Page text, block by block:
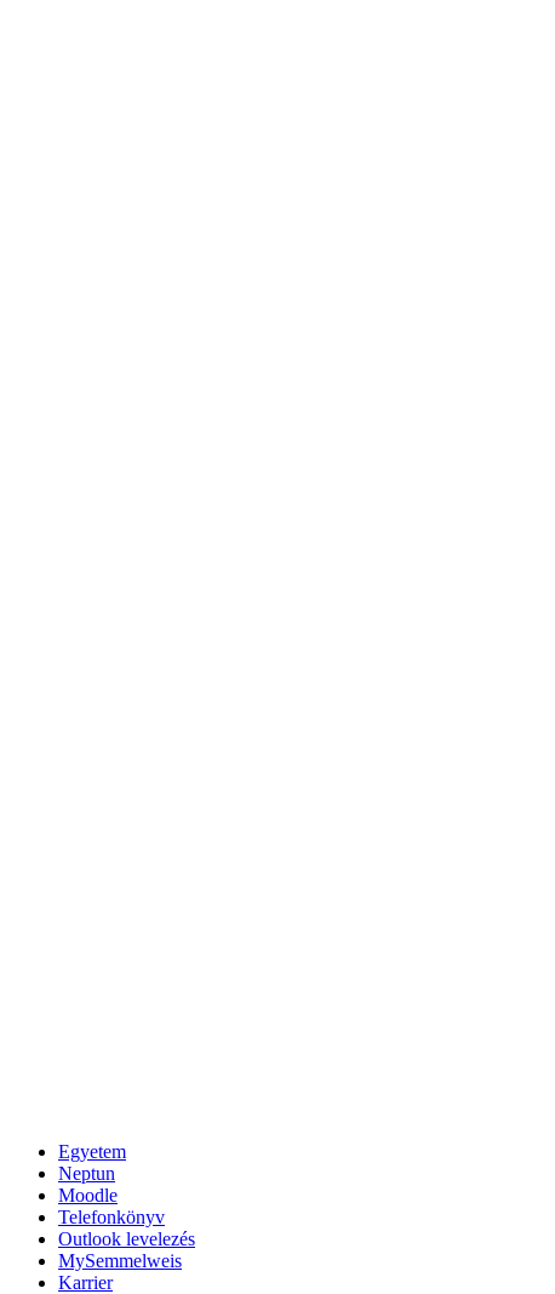
Egyetem
Neptun
Moodle
Telefonkönyv
Outlook levelezés
MySemmelweis
Karrier